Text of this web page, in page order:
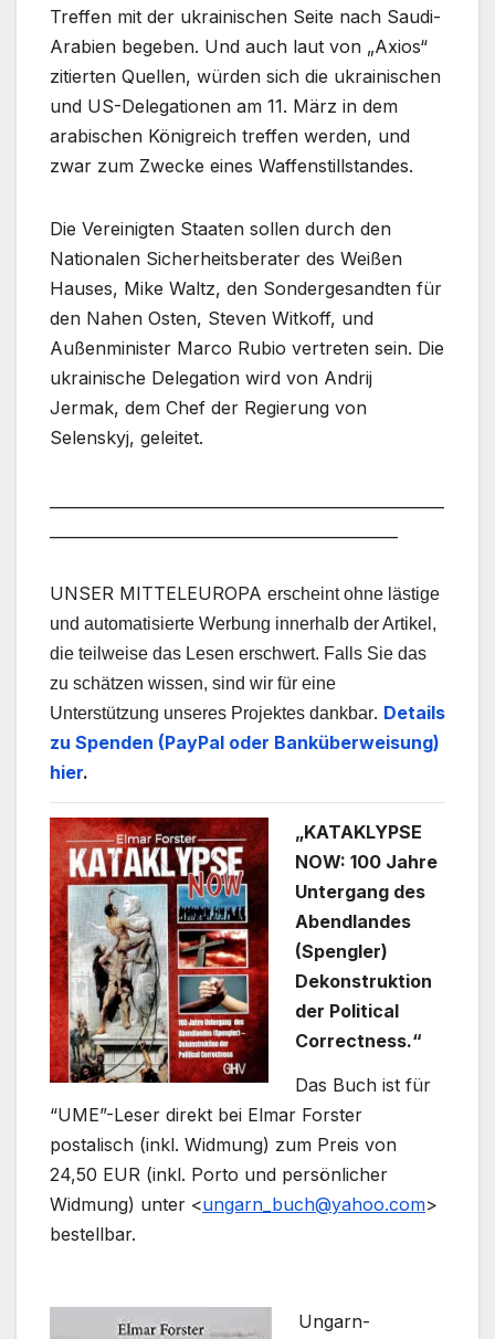
Treffen mit der ukrainischen Seite nach Saudi-
Arabien begeben. Und auch laut von „Axios“
zitierten Quellen, würden sich die ukrainischen
und US-Delegationen am 11. März in dem
arabischen Königreich treffen werden, und
zwar zum Zwecke eines Waffenstillstandes.
Die Vereinigten Staaten sollen durch den
Nationalen Sicherheitsberater des Weißen
Hauses, Mike Waltz, den Sondergesandten für
den Nahen Osten, Steven Witkoff, und
Außenminister Marco Rubio vertreten sein. Die
ukrainische Delegation wird von Andrij
Jermak, dem Chef der Regierung von
Selenskyj, geleitet.
UNSER MITTELEUROPA erscheint ohne lästige
und automatisierte Werbung innerhalb der Artikel,
die teilweise das Lesen erschwert. Falls Sie das
zu schätzen wissen, sind wir für eine
Unterstützung unseres Projektes dankbar. Details
zu Spenden (PayPal oder Banküberweisung)
hier.
„KATAKLYPSE
NOW: 100 Jahre
Untergang des
Abendlandes
(Spengler)
Dekonstruktion
der Political
Correctness.“
Das Buch ist für
“UME”-Leser direkt bei Elmar Forster
postalisch (inkl. Widmung) zum Preis von
24,50 EUR (inkl. Porto und persönlicher
Widmung) unter <ungarn_buch@yahoo.com>
bestellbar.
Ungarn-